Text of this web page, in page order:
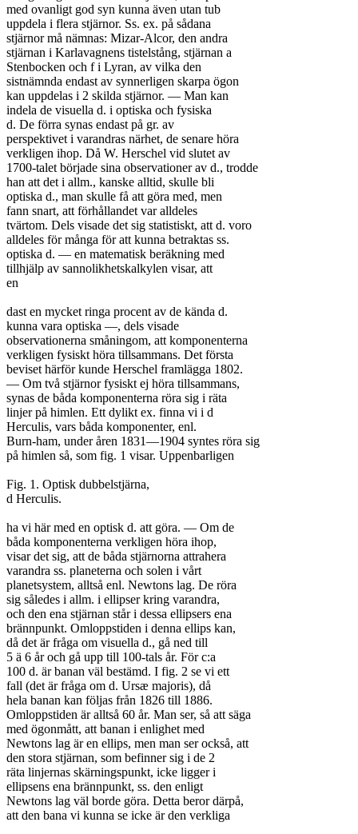
med ovanligt god syn kunna även utan tub
uppdela i flera stjärnor. Ss. ex. på sådana
stjärnor må nämnas: Mizar-Alcor, den andra
stjärnan i Karlavagnens tistelstång, stjärnan a
Stenbocken och f i Lyran, av vilka den
sistnämnda endast av synnerligen skarpa ögon
kan uppdelas i 2 skilda stjärnor. — Man kan
indela de visuella d. i optiska och fysiska
d. De förra synas endast på gr. av
perspektivet i varandras närhet, de senare höra
verkligen ihop. Då W. Herschel vid slutet av
1700-talet började sina observationer av d., trodde
han att det i allm., kanske alltid, skulle bli
optiska d., man skulle få att göra med, men
fann snart, att förhållandet var alldeles
tvärtom. Dels visade det sig statistiskt, att d. voro
alldeles för många för att kunna betraktas ss.
optiska d. — en matematisk beräkning med
tillhjälp av sannolikhetskalkylen visar, att
en
dast en mycket ringa procent av de kända d.
kunna vara optiska —, dels visade
observationerna småningom, att komponenterna
verkligen fysiskt höra tillsammans. Det första
beviset härför kunde Herschel framlägga 1802.
— Om två stjärnor fysiskt ej höra tillsammans,
synas de båda komponenterna röra sig i räta
linjer på himlen. Ett dylikt ex. finna vi i d
Herculis, vars båda komponenter, enl.
Burn-ham, under åren 1831—1904 syntes röra sig
på himlen så, som fig. 1 visar. Uppenbarligen
Fig. 1. Optisk dubbelstjärna,
d Herculis.
ha vi här med en optisk d. att göra. — Om de
båda komponenterna verkligen höra ihop,
visar det sig, att de båda stjärnorna attrahera
varandra ss. planeterna och solen i vårt
planetsystem, alltså enl. Newtons lag. De röra
sig således i allm. i ellipser kring varandra,
och den ena stjärnan står i dessa ellipsers ena
brännpunkt. Omloppstiden i denna ellips kan,
då det är fråga om visuella d., gå ned till
5 ä 6 år och gå upp till 100-tals år. För c:a
100 d. är banan väl bestämd. I fig. 2 se vi ett
fall (det är fråga om d. Ursæ majoris), då
hela banan kan följas från 1826 till 1886.
Omloppstiden är alltså 60 år. Man ser, så att säga
med ögonmått, att banan i enlighet med
Newtons lag är en ellips, men man ser också, att
den stora stjärnan, som befinner sig i de 2
räta linjernas skärningspunkt, icke ligger i
ellipsens ena brännpunkt, ss. den enligt
Newtons lag väl borde göra. Detta beror därpå,
att den bana vi kunna se icke är den verkliga